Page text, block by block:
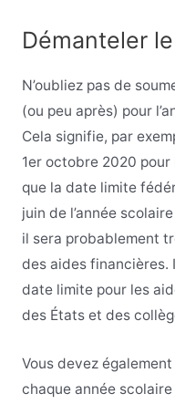
Démanteler le
N’oubliez pas de
(ou peu après) pour
Cela signifie, par
1er octobre 2020 pour
que la date limite
juin de l’année
il sera probablement
des aides financières.
date limite pour les
des États et des
Vous devez
chaque année